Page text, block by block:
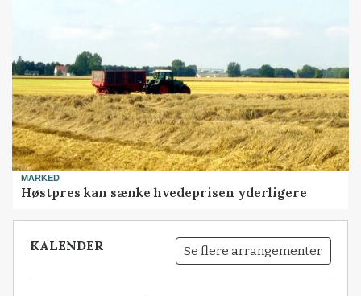
MARKED
Høstpres kan sænke hvedeprisen yderligere
KALENDER Se flere arrangementer